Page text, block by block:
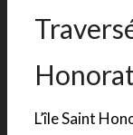
L’île Saint